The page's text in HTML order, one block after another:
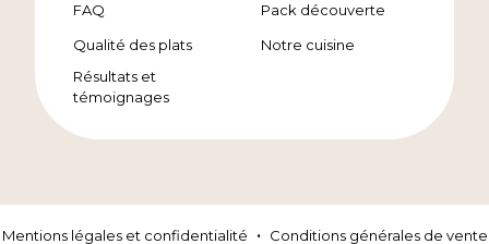
FAQ
Qualité des plats
Résultats et
témoignages
Pack découverte
Notre cuisine
Mentions légales et confidentialité Conditions générales de vente